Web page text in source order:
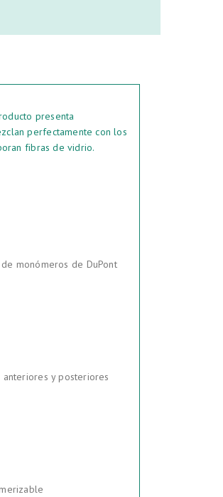
presenta
perfectamente con los
fibras de vidrio.
monómeros de DuPont
y posteriores